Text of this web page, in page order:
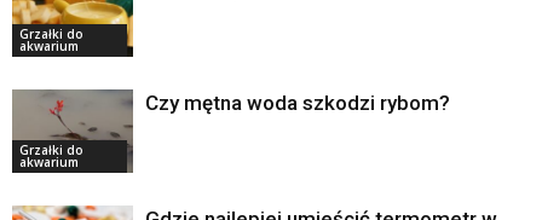
Grzałki do
akwarium
Grzałki do
akwarium
Czy mętna woda szkodzi rybom?